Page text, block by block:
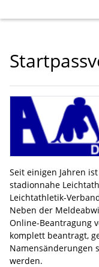
Seit einigen Jahren ist
stadionnahe
Leichtathletik-
Neben der
Online-Beantragung
komplett beantragt,
Namensänderungen
werden.